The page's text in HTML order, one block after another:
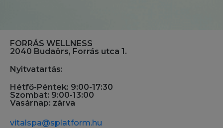
FORRÁS WELLNESS
2040 Budaörs, Forrás utca 1.
Nyitvatartás:
Hétfő-Péntek: 9:00-17:30
Szombat: 9:00-13:00
Vasárnap: zárva
vitalspa@splatform.hu